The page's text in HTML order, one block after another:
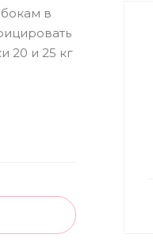
в
20 и 25 кг